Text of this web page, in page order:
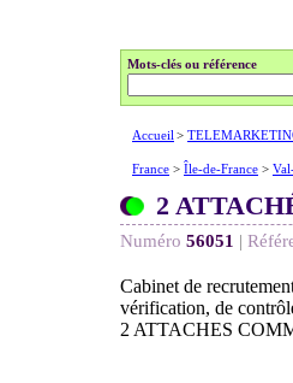
Mots-clés ou référence
Accueil >
France > Île-de-France >
2
Numéro 56051 |
Cabinet de
vérification, de
2 ATTACHES